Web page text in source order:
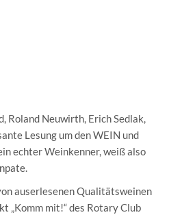
Roland Neuwirth, Erich Sedlak,
Lesung um den WEIN und
echter Weinkenner, weiß also
auserlesenen Qualitätsweinen
„Komm mit!“ des Rotary Club